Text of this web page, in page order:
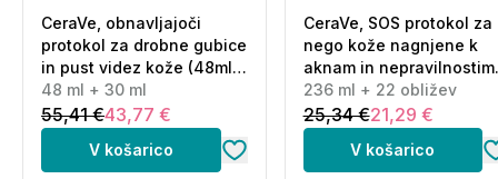
CeraVe, obnavljajoči
protokol za drobne gubice
in pust videz kože (48ml
+ 30 ml)
48 ml + 30 ml
55,41 €43,77 €
V košarico
CeraVe, SOS protokol za
nego kože nagnjene k
aknam in nepravilnostim
(236 ml + 22 obližev)
236 ml + 22 obližev
25,34 €21,29 €
V košarico